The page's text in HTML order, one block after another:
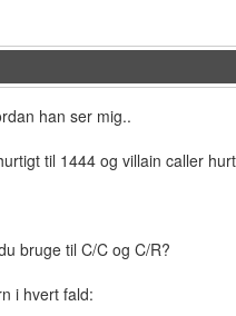
han ser mig..
til 1444 og villain caller
bruge til C/C og C/R?
i hvert fald: